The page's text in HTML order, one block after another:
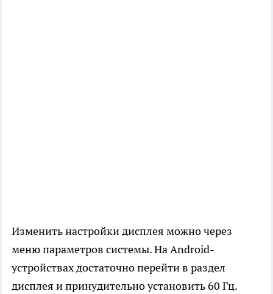
Изменить настройки дисплея можно через
меню параметров системы. На Android-
устройствах достаточно перейти в раздел
дисплея и принудительно установить 60 Гц.